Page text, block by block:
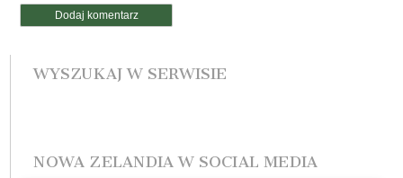
WYSZUKAJ W SERWISIE
NOWA ZELANDIA W SOCIAL MEDIA